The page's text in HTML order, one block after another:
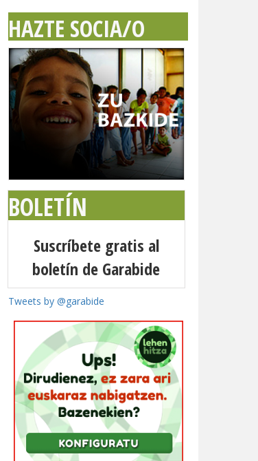
HAZTE SOCIA/O
BOLETÍN
Suscríbete gratis al
boletín de Garabide
Tweets by @garabide